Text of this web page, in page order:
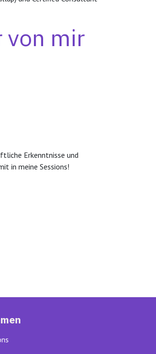
von mir
Erkenntnisse und
in meine Sessions!